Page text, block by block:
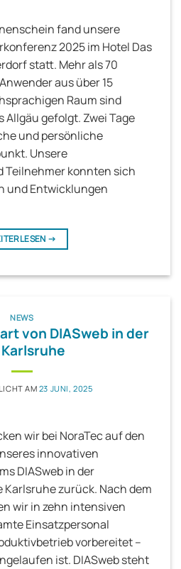
fand unsere
2025 im Hotel Das
statt. Mehr als 70
aus über 15
Raum sind
Allgäu gefolgt. Zwei Tage
und persönliche
Unsere
Teilnehmer konnten sich
und Entwicklungen
→
NEWS
von DIASweb in der
Karlsruhe
AM 23 JUNI, 2025
wir bei NoraTec auf den
innovativen
DIASweb in der
zurück. Nach dem
wir in zehn intensiven
Einsatzpersonal
vorbereitet –
ist. DIASweb steht